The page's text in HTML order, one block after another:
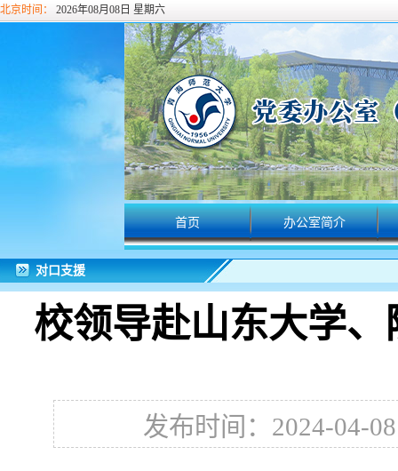
北京时间： 2026年08月08日 星期六
首页 办公室简介
对口支援
校领导赴山东大学
发布时间：2024-04-08